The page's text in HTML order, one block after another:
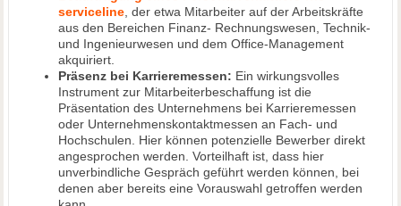
serviceline , der etwa Mitarbeiter auf der Arbeitskräfte
aus den Bereichen Finanz- Rechnungswesen, Technik-
und Ingenieurwesen und dem Office-Management
akquiriert.
Präsenz bei Karrieremessen: Ein wirkungsvolles
Instrument zur Mitarbeiterbeschaffung ist die
Präsentation des Unternehmens bei Karrieremessen
oder Unternehmenskontaktmessen an Fach- und
Hochschulen. Hier können potenzielle Bewerber direkt
angesprochen werden. Vorteilhaft ist, dass hier
unverbindliche Gespräch geführt werden können, bei
denen aber bereits eine Vorauswahl getroffen werden